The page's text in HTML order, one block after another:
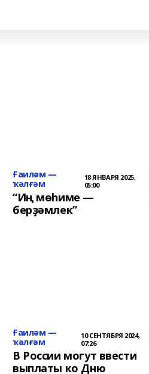
Ғаиләм —
ҡәлғәм
18 ЯНВАРЯ 2025,
05:00
“Иң мөһиме —
берҙәмлек”
Ғаиләм —
ҡәлғәм
10 СЕНТЯБРЯ 2024,
07:26
В России могут ввести
выплаты ко Дню